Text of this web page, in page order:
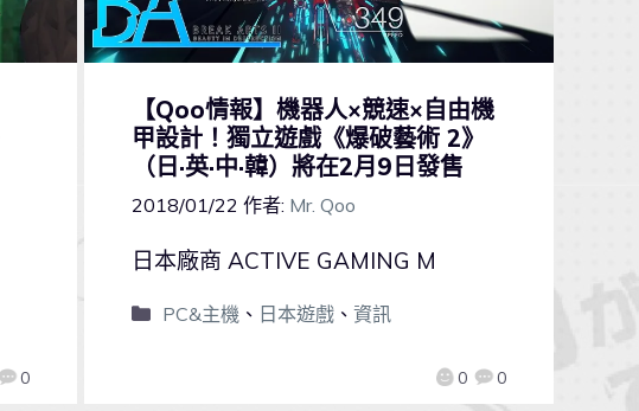
0
【Qoo情報】機器人×競速×自由機
甲設計！獨立遊戲《爆破藝術 2》
（日·英·中·韓）將在2月9日發售
2018/01/22 作者: Mr. Qoo
0 0
日本廠商 ACTIVE GAMING M
PC&主機 、 日本遊戲、 資訊